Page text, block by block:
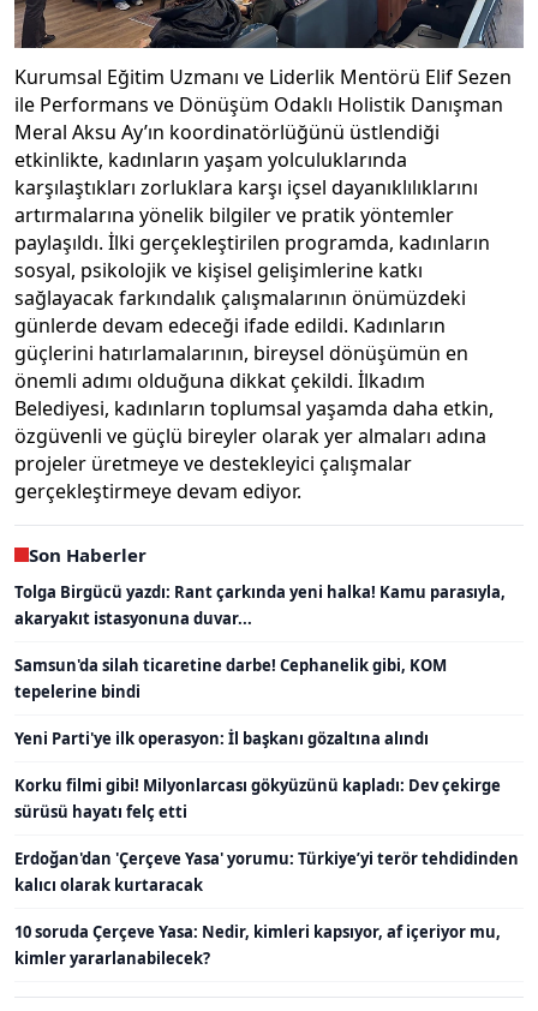
Kurumsal Eğitim Uzmanı ve Liderlik Mentörü Elif Sezen
ile Performans ve Dönüşüm Odaklı Holistik Danışman
Meral Aksu Ay’ın koordinatörlüğünü üstlendiği
etkinlikte, kadınların yaşam yolculuklarında
karşılaştıkları zorluklara karşı içsel dayanıklılıklarını
artırmalarına yönelik bilgiler ve pratik yöntemler
paylaşıldı. İlki gerçekleştirilen programda, kadınların
sosyal, psikolojik ve kişisel gelişimlerine katkı
sağlayacak farkındalık çalışmalarının önümüzdeki
günlerde devam edeceği ifade edildi. Kadınların
güçlerini hatırlamalarının, bireysel dönüşümün en
önemli adımı olduğuna dikkat çekildi. İlkadım
Belediyesi, kadınların toplumsal yaşamda daha etkin,
özgüvenli ve güçlü bireyler olarak yer almaları adına
projeler üretmeye ve destekleyici çalışmalar
gerçekleştirmeye devam ediyor.
Son Haberler
Tolga Birgücü yazdı: Rant çarkında yeni halka! Kamu parasıyla,
akaryakıt istasyonuna duvar...
Samsun'da silah ticaretine darbe! Cephanelik gibi, KOM
tepelerine bindi
Yeni Parti'ye ilk operasyon: İl başkanı gözaltına alındı
Korku filmi gibi! Milyonlarcası gökyüzünü kapladı: Dev çekirge
sürüsü hayatı felç etti
Erdoğan'dan 'Çerçeve Yasa' yorumu: Türkiye’yi terör tehdidinden
kalıcı olarak kurtaracak
10 soruda Çerçeve Yasa: Nedir, kimleri kapsıyor, af içeriyor mu,
kimler yararlanabilecek?